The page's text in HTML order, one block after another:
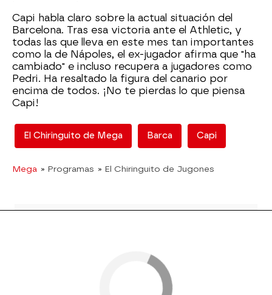
Capi habla claro sobre la actual situación del
Barcelona. Tras esa victoria ante el Athletic, y
todas las que lleva en este mes tan importantes
como la de Nápoles, el ex-jugador afirma que "ha
cambiado" e incluso recupera a jugadores como
Pedri. Ha resaltado la figura del canario por
encima de todos. ¡No te pierdas lo que piensa
Capi!
El Chiringuito de Mega Barca Capi
Mega » Programas » El Chiringuito de Jugones